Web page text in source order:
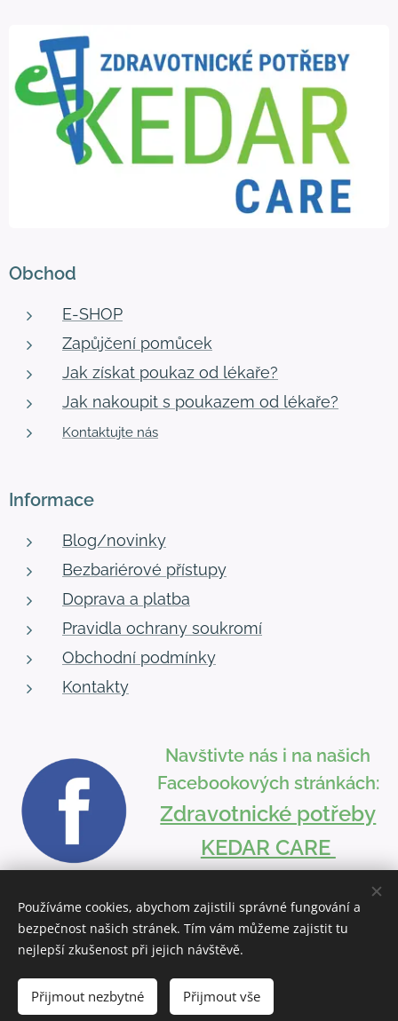
Do košíku
Obchod
E-SHOP
Zapůjčení pomůcek
Jak získat poukaz od lékaře?
Jak nakoupit s poukazem od lékaře?
Kontaktujte nás
Informace
Blog/novinky
Bezbariérové přístupy
Doprava a platba
Pravidla ochrany soukromí
Obchodní podmínky
Kontakty
Navštivte nás i na našich
Facebookových stránkách:
Zdravotnické potřeby
KEDAR CARE
Vytvořeno službouWebnode Cookies
Používáme cookies, abychom zajistili správné fungování a
bezpečnost našich stránek. Tím vám můžeme zajistit tu
nejlepší zkušenost při jejich návštěvě.
Přijmout nezbytné Přijmout vše